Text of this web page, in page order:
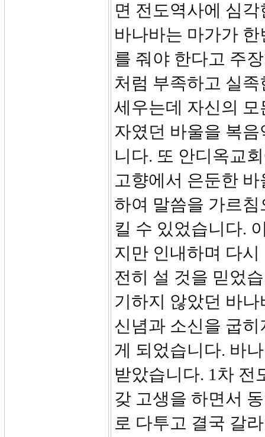
면 전도역사에 심
바나바는 마가가
를 줘야 한다고 주
처럼 부족하고 실
세우는데 자신의
자였던 바울을 복
니다. 또 안디옥교
고향에서 은둔한
하여 말씀을 가르
킬 수 있었습니다.
지만 인내하며 다
전히 설 것을 믿었
기하지 않았던 바
신념과 소신을 굽
게 되었습니다. 바
받았습니다. 1차 전
갖 고생을 하면서
로 다투고 결국 갈